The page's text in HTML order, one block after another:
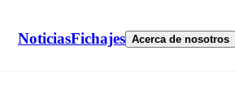
NoticiasFichajes Acerca de nosotros